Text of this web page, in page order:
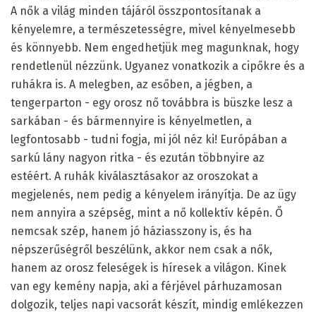
A nők a világ minden tájáról összpontosítanak a
kényelemre, a természetességre, mivel kényelmesebb
és könnyebb. Nem engedhetjük meg magunknak, hogy
rendetlenül nézzünk. Ugyanez vonatkozik a cipőkre és a
ruhákra is. A melegben, az esőben, a jégben, a
tengerparton - egy orosz nő továbbra is büszke lesz a
sarkában - és bármennyire is kényelmetlen, a
legfontosabb - tudni fogja, mi jól néz ki! Európában a
sarkú lány nagyon ritka - és ezután többnyire az
estéért. A ruhák kiválasztásakor az oroszokat a
megjelenés, nem pedig a kényelem irányítja. De az ügy
nem annyira a szépség, mint a nő kollektív képén. Ő
nemcsak szép, hanem jó háziasszony is, és ha
népszerűségről beszélünk, akkor nem csak a nők,
hanem az orosz feleségek is híresek a világon. Kinek
van egy kemény napja, aki a férjével párhuzamosan
dolgozik, teljes napi vacsorát készít, mindig emlékezzen